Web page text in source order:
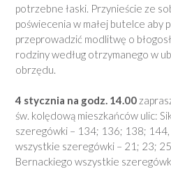
potrzebne łaski. Przynieście ze
poświecenia w małej butelce aby
przeprowadzić modlitwę o
rodziny według otrzymanego w
obrzędu.
4 stycznia na godz. 14.00
św. kolędową mieszkańców ulic:
szeregówki – 134; 136; 138; 144,
wszystkie szeregówki – 21; 23;
Bernackiego wszystkie